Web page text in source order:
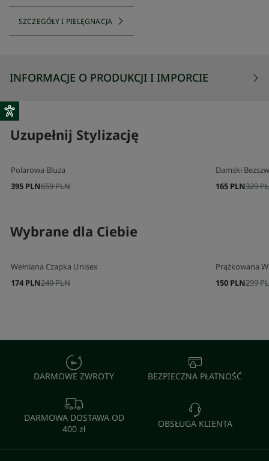
SZCZEGÓŁY I PIELĘGNACJA
INFORMACJE O PRODUKCJI I IMPORCIE
Uzupełnij Stylizację
Polarowa Bluza
659 PLN
395 PLN
Damski
329
165 PLN
Wybrane dla Ciebie
Wełniana Czapka Unisex
249 PLN
174 PLN
Prążkowana
299
150 PLN
DARMOWE ZWROTY BEZPIECZNA PŁATNOŚĆ
DARMOWA DOSTAWA OD
400 zł
OBSŁUGA KLIENTA